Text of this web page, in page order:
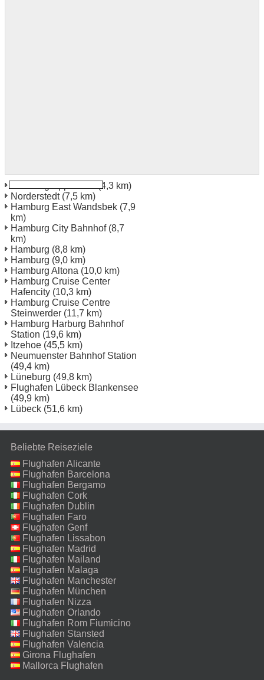
(4,3 km)
Norderstedt(7,5 km)
Hamburg East Wandsbek (7,9
km)
Hamburg City Bahnhof(8,7
km)
Hamburg (8,8 km)
Hamburg (9,0 km)
Hamburg Altona (10,0 km)
Hamburg Cruise Center
Hafencity (10,3 km)
Hamburg Cruise Centre
Steinwerder (11,7 km)
Hamburg Harburg Bahnhof
Station (19,6 km)
Itzehoe (45,5 km)
Neumuenster Bahnhof Station
(49,4 km)
Lüneburg (49,8 km)
Flughafen Lübeck Blankensee
(49,9 km)
Lübeck (51,6 km)
Beliebte Reiseziele
Flughafen Alicante
Flughafen Barcelona
Flughafen Bergamo
Flughafen Cork
Flughafen Dublin
Flughafen Faro
Flughafen Genf
Flughafen Lissabon
Flughafen Madrid
Flughafen Mailand
Malpensa
Flughafen Malaga
Flughafen Manchester
Flughafen München
Flughafen Nizza
Flughafen Orlando
Flughafen Rom Fiumicino
Flughafen Stansted
Flughafen Valencia
Girona Flughafen
Mallorca Flughafen